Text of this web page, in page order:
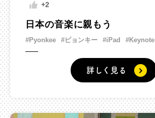
+2
日本の音楽に親もう
#Pyonkee #ピョンキー #iPad #Keynote
詳しく見る